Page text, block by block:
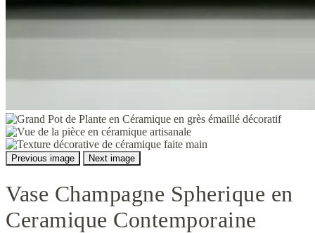
Previous image Next image
Vase Champagne Spherique en
Ceramique Contemporaine